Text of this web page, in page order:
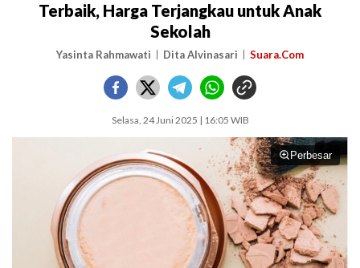
Terbaik, Harga Terjangkau untuk Anak
Sekolah
Yasinta Rahmawati Dita Alvinasari Suara.Com
Selasa, 24 Juni 2025 | 16:05 WIB
Perbesar